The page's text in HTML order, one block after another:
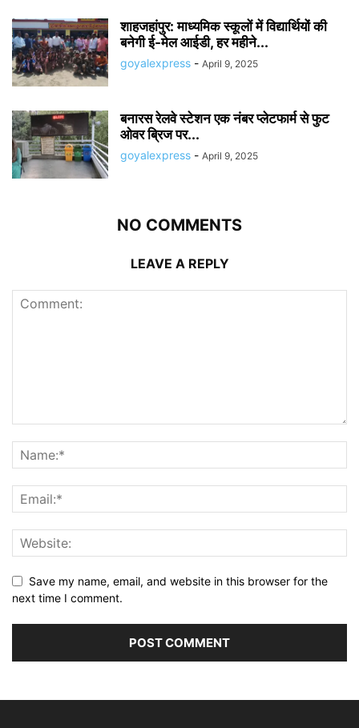
शाहजहांपुर: माध्यमिक स्कूलाें में विद्यार्थियों की
बनेगी ई-मेल आईडी, हर महीने...
goyalexpress - April 9, 2025
बनारस रेलवे स्टेशन एक नंबर प्लेटफार्म से फुट
ओवर ब्रिज पर...
goyalexpress - April 9, 2025
NO COMMENTS
LEAVE A REPLY
Save my name, email, and website in this browser for the
next time I comment.